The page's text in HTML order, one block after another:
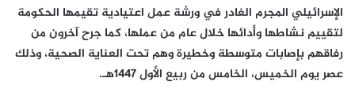
الإسرائيلي المجرم الغادر في ورشة عمل اعتيادية تقيمها الحكومة
لتقييم نشاطها وأدائها خلال عام من عملها، كما جرح آخرون من
رفاقهم بإصابات متوسطة وخطيرة وهم تحت العناية الصحية، وذلك
عصر يوم الخميس، الخامس من ربيع الأول 1447هـ.